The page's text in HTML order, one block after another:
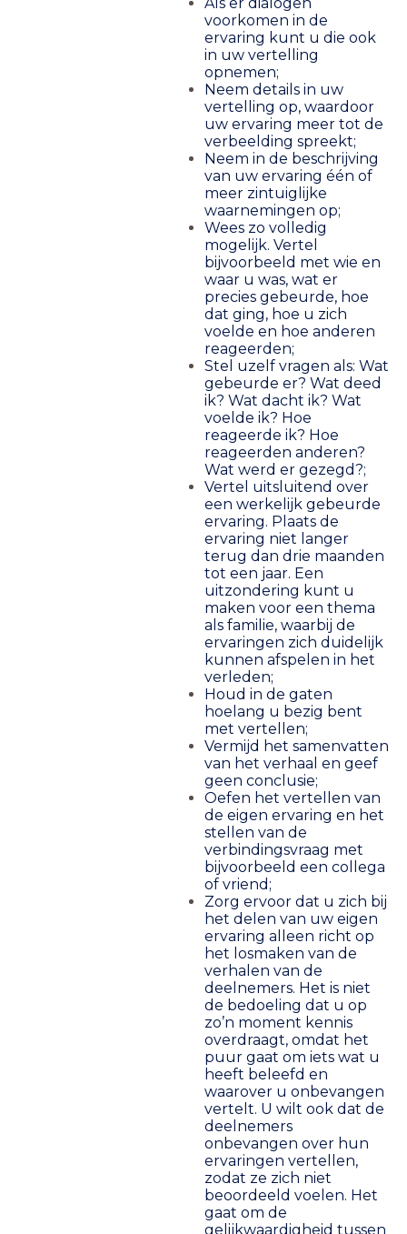
voorkomen in de
ervaring kunt u die ook
in uw vertelling
opnemen;
Neem details in uw
vertelling op, waardoor
uw ervaring meer tot de
verbeelding spreekt;
Neem in de beschrijving
van uw ervaring één of
meer zintuiglijke
waarnemingen op;
Wees zo volledig
mogelijk. Vertel
bijvoorbeeld met wie en
waar u was, wat er
precies gebeurde, hoe
dat ging, hoe u zich
voelde en hoe anderen
reageerden;
Stel uzelf vragen als: Wat
gebeurde er? Wat deed
ik? Wat dacht ik? Wat
voelde ik? Hoe
reageerde ik? Hoe
reageerden anderen?
Wat werd er gezegd?;
Vertel uitsluitend over
een werkelijk gebeurde
ervaring. Plaats de
ervaring niet langer
terug dan drie maanden
tot een jaar. Een
uitzondering kunt u
maken voor een thema
als familie, waarbij de
ervaringen zich duidelijk
kunnen afspelen in het
verleden;
Houd in de gaten
hoelang u bezig bent
met vertellen;
Vermijd het samenvatten
van het verhaal en geef
geen conclusie;
Oefen het vertellen van
de eigen ervaring en het
stellen van de
verbindingsvraag met
bijvoorbeeld een collega
of vriend;
Zorg ervoor dat u zich bij
het delen van uw eigen
ervaring alleen richt op
het losmaken van de
verhalen van de
deelnemers. Het is niet
de bedoeling dat u op
zo’n moment kennis
overdraagt, omdat het
puur gaat om iets wat u
heeft beleefd en
waarover u onbevangen
vertelt. U wilt ook dat de
deelnemers
onbevangen over hun
ervaringen vertellen,
zodat ze zich niet
beoordeeld voelen. Het
gaat om de
gelijkwaardigheid tussen